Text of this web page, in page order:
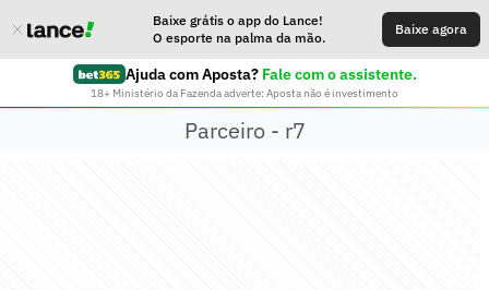
Baixe grátis o app do Lance!
O esporte na palma da mão.
Baixe agora
Ajuda com Aposta? Fale com o assistente.
18+ Ministério da Fazenda adverte: Aposta não é investimento
Parceiro - r7